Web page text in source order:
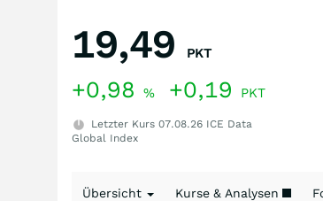
19,49 PKT
+0,98 % +0,19 PKT
Letzter Kurs 07.08.26 ICE Data
Global Index
Übersicht Kurse & Analysen